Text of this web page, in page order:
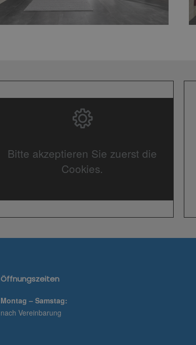
Bitte akzeptieren Sie zuerst die
Cookies.
Öffnungszeiten
Montag – Samstag:
nach Vereinbarung